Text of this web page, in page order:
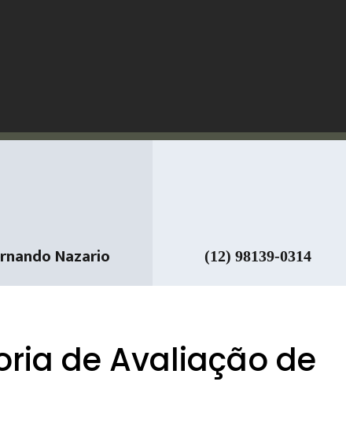
Nazario (12) 98139-0314
de Avaliação de